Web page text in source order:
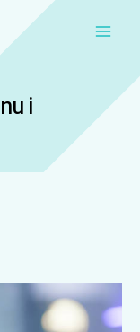
i